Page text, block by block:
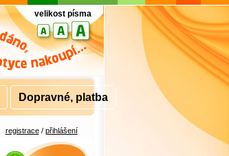
registrace/ přihlášení
Nákupní košík
velikost písma
Dopravné, platba